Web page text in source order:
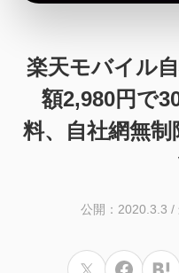
楽天モバイル
額2,980円で
料、自社網無制
公開：2020.3.3 /